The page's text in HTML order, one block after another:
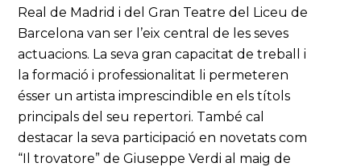
Real de Madrid i del Gran Teatre del Liceu de
Barcelona van ser l’eix central de les seves
actuacions. La seva gran capacitat de treball i
la formació i professionalitat li permeteren
ésser un artista imprescindible en els títols
principals del seu repertori. També cal
destacar la seva participació en novetats com
“Il trovatore” de Giuseppe Verdi al maig de